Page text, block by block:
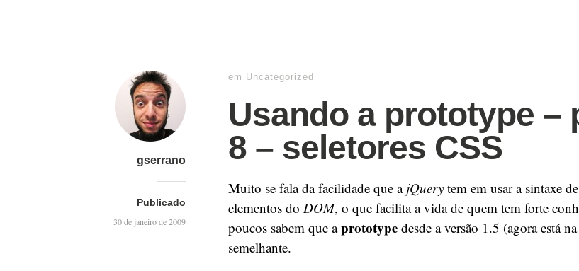
gserrano
Publicado
30 de janeiro de 2009
em Uncategorized
Usando a prototype –
8 – seletores CSS
Muito se fala da facilidade que a jQuery tem em usar a sintaxe
elementos do DOM, o que facilita a vida de quem tem forte
poucos sabem que aprototype desde a versão 1.5 (agora está
semelhante.